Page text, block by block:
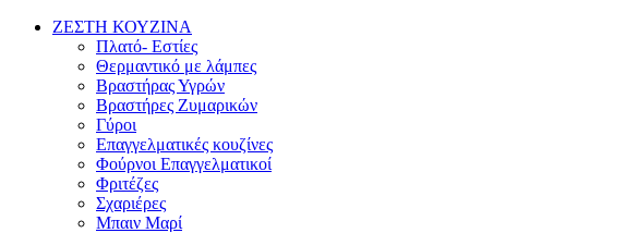
ΖΕΣΤΗ ΚΟΥΖΙΝΑ
Πλατό- Εστίες
Θερμαντικό με λάμπες
Βραστήρας Υγρών
Βραστήρες Ζυμαρικών
Γύροι
Επαγγελματικές κουζίνες
Φούρνοι Επαγγελματικοί
Φριτέζες
Σχαριέρες
Μπαιν Μαρί